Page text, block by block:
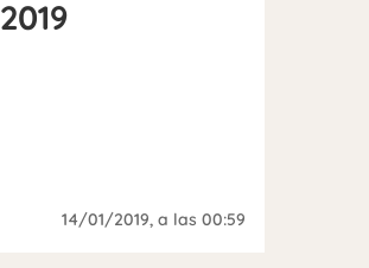
2019
14/01/2019, a las 00:59